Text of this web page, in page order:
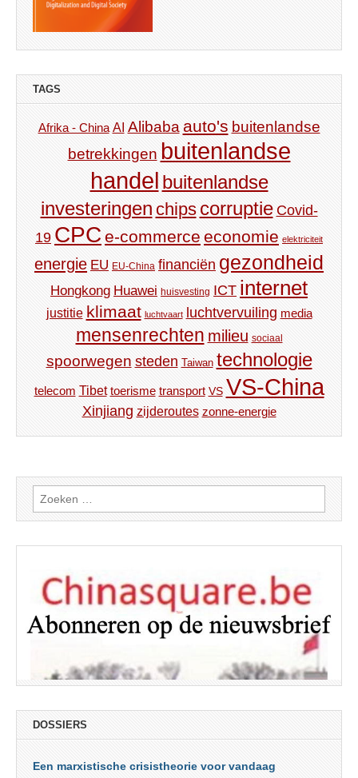
TAGS
Afrika - China AI Alibaba auto's buitenlandse
betrekkingen buitenlandse
handel buitenlandse
investeringen chips corruptie Covid-
19 CPC e-commerce economie elektriciteit
energie EU EU-China financiën gezondheid
Hongkong Huawei huisvesting ICT internet
justitie klimaat luchtvaart luchtvervuiling media
mensenrechten milieu sociaal
spoorwegen steden Taiwan technologie
telecom Tibet toerisme transport VS VS-China
Xinjiang zijderoutes zonne-energie
Zoeken
naar:
DOSSIERS
Een marxistische crisistheorie voor vandaag